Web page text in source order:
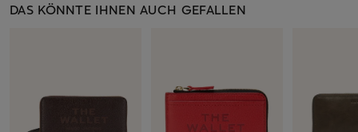
DAS KÖNNTE IHNEN AUCH GEFALLEN